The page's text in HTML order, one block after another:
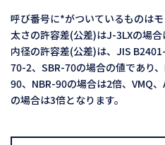
呼び番号に*がついているものはモ
太さの許容差(公差)はJ-3LXの場合
内径の許容差(公差)は、JIS
70-2、SBR-70の場合の値であり
90、NBR-90の場合は2倍、VMQ
の場合は3倍となります。